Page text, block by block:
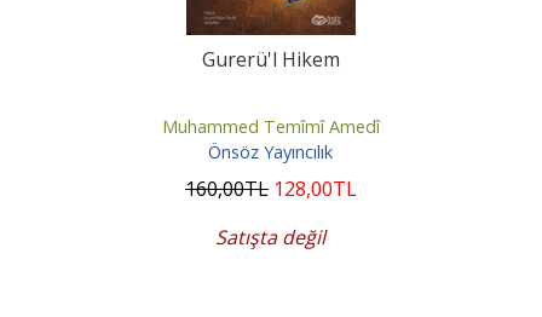
Gurerü'l Hikem
Muhammed Temîmî Amedî
Önsöz Yayıncılık
160,00TL 128,00TL
Satışta değil